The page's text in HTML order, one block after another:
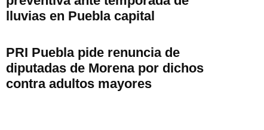
lluvias en Puebla capital
PRI Puebla pide renuncia de
diputadas de Morena por dichos
contra adultos mayores